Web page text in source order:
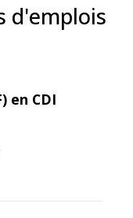
d'emplois
en CDI